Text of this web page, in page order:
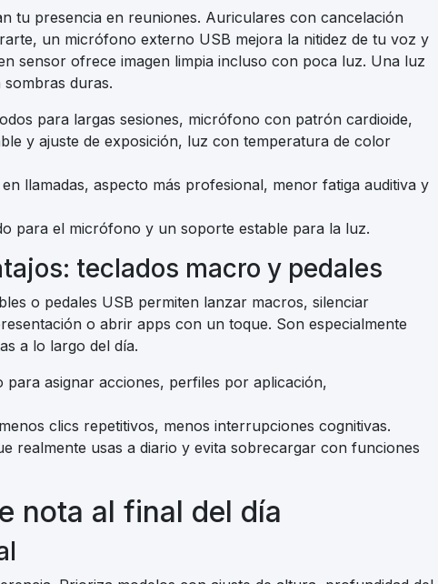
tu presencia en reuniones. Auriculares con cancelación
un micrófono externo USB mejora la nitidez de tu voz y
sensor ofrece imagen limpia incluso con poca luz. Una luz
duras.
para largas sesiones, micrófono con patrón cardioide,
y ajuste de exposición, luz con temperatura de color
llamadas, aspecto más profesional, menor fatiga auditiva y
para el micrófono y un soporte estable para la luz.
teclados macro y pedales
o pedales USB permiten lanzar macros, silenciar
o abrir apps con un toque. Son especialmente
a lo largo del día.
para asignar acciones, perfiles por aplicación,
clics repetitivos, menos interrupciones cognitivas.
realmente usas a diario y evita sobrecargar con funciones
nota al final del día